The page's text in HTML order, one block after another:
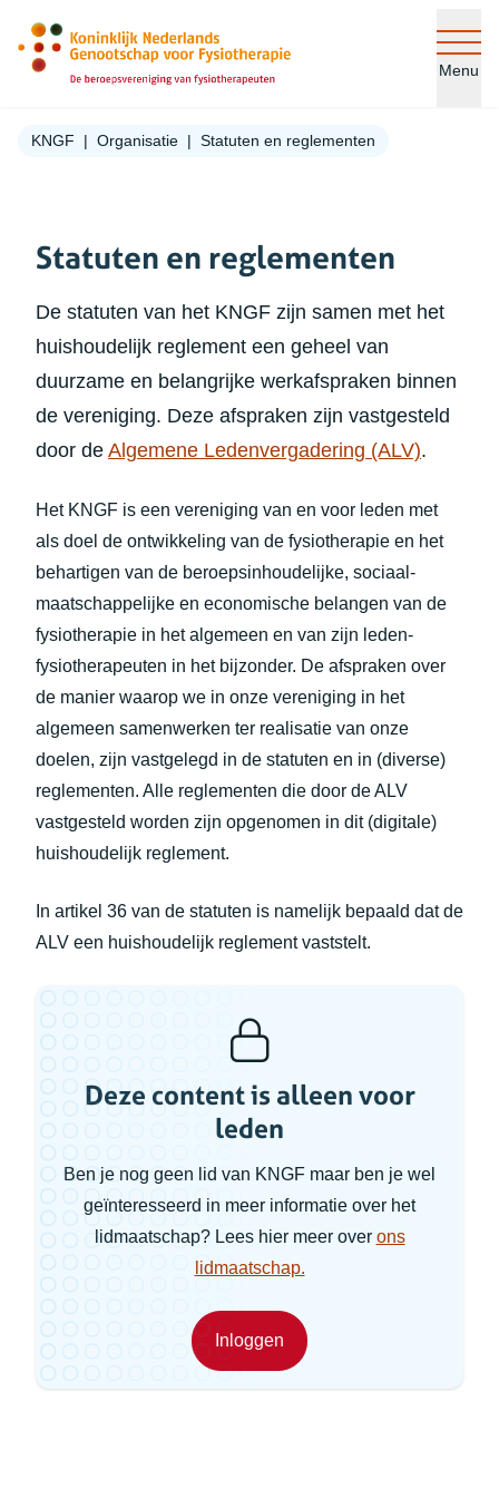
Ga naar de inhoud
Menu
KNGF Organisatie Statuten en reglementen
Statuten en reglementen
De statuten van het KNGF zijn samen met het
huishoudelijk reglement een geheel van
duurzame en belangrijke werkafspraken binnen
de vereniging. Deze afspraken zijn vastgesteld
door de Algemene Ledenvergadering (ALV).
Het KNGF is een vereniging van en voor leden met
als doel de ontwikkeling van de fysiotherapie en het
behartigen van de beroepsinhoudelijke, sociaal-
maatschappelijke en economische belangen van de
fysiotherapie in het algemeen en van zijn leden-
fysiotherapeuten in het bijzonder. De afspraken over
de manier waarop we in onze vereniging in het
algemeen samenwerken ter realisatie van onze
doelen, zijn vastgelegd in de statuten en in (diverse)
reglementen. Alle reglementen die door de ALV
vastgesteld worden zijn opgenomen in dit (digitale)
huishoudelijk reglement.
In artikel 36 van de statuten is namelijk bepaald dat de
ALV een huishoudelijk reglement vaststelt.
Deze content is alleen voor
leden
Ben je nog geen lid van KNGF maar ben je wel
geïnteresseerd in meer informatie over het
lidmaatschap? Lees hier meer over ons
lidmaatschap.
Inloggen